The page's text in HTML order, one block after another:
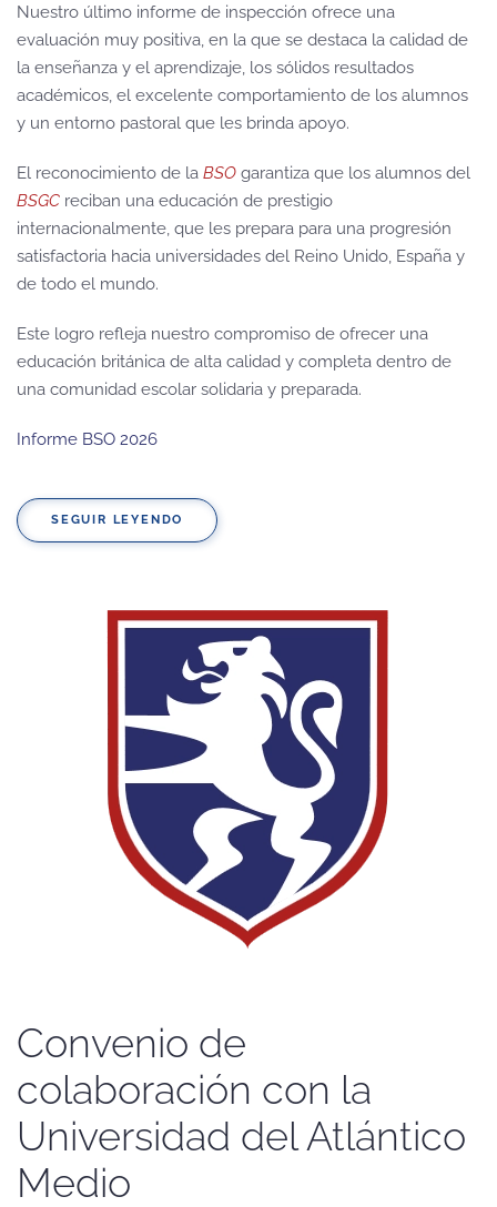
Nuestro último informe de inspección ofrece una
evaluación muy positiva, en la que se destaca la calidad de
la enseñanza y el aprendizaje, los sólidos resultados
académicos, el excelente comportamiento de los alumnos
y un entorno pastoral que les brinda apoyo.
El reconocimiento de la BSO garantiza que los alumnos del
BSGC reciban una educación de prestigio
internacionalmente, que les prepara para una progresión
satisfactoria hacia universidades del Reino Unido, España y
de todo el mundo.
Este logro refleja nuestro compromiso de ofrecer una
educación británica de alta calidad y completa dentro de
una comunidad escolar solidaria y preparada.
Informe BSO 2026
SEGUIR LEYENDO
Convenio de
colaboración con la
Universidad del Atlántico
Medio